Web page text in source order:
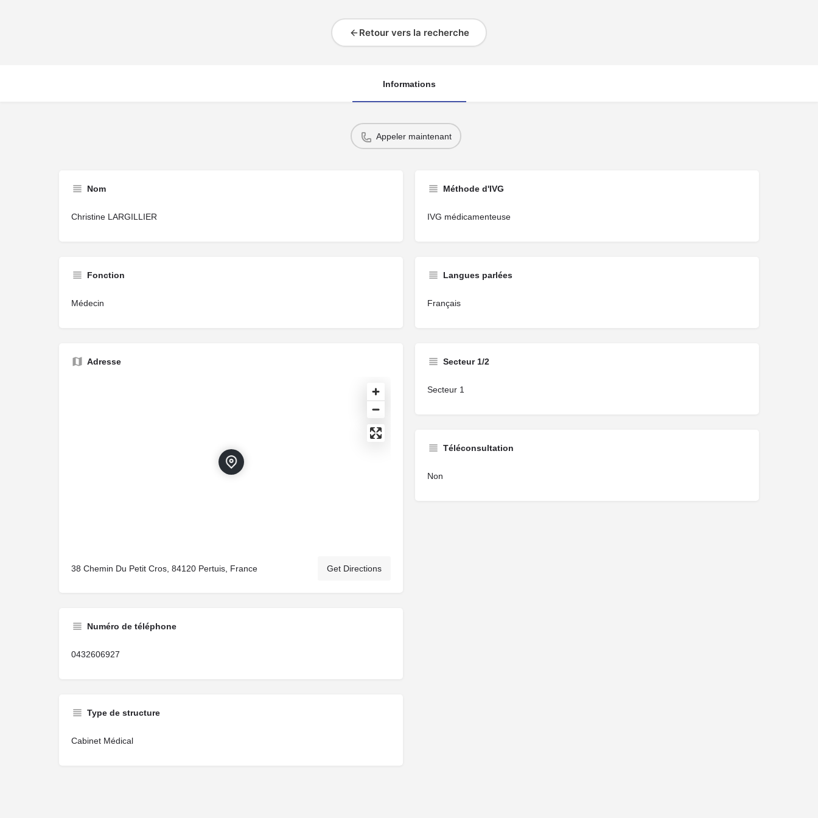
Retour vers la recherche
Informations
Appeler maintenant
Nom
Christine LARGILLIER
Fonction
Médecin
Adresse
38 Chemin Du Petit Cros, 84120 Pertuis, France Get Directions
Numéro de téléphone
0432606927
Type de structure
Cabinet Médical
Méthode d'IVG
IVG médicamenteuse
Langues parlées
Français
Secteur 1/2
Secteur 1
Téléconsultation
Non